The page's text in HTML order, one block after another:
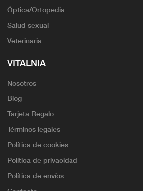
Óptica/Ortopedia
Salud sexual
Veterinaria
VITALNIA
Nosotros
Blog
Tarjeta Regalo
Términos legales
Política de cookies
Política de privacidad
Política de envíos